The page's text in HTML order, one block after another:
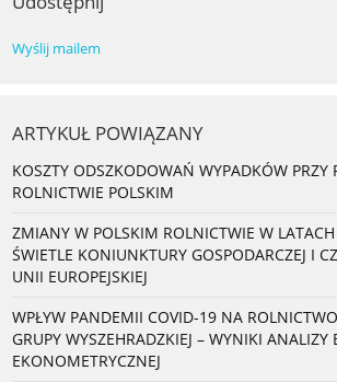
Wyślij mailem
ARTYKUŁ POWIĄZANY
KOSZTY ODSZKODOWAŃ WYPADKÓW PRZY
ROLNICTWIE POLSKIM
ZMIANY W POLSKIM ROLNICTWIE W
ŚWIETLE KONIUNKTURY GOSPODARCZEJ I
UNII EUROPEJSKIEJ
WPŁYW PANDEMII COVID-19 NA
GRUPY WYSZEHRADZKIEJ – WYNIKI ANALIZY
EKONOMETRYCZNEJ